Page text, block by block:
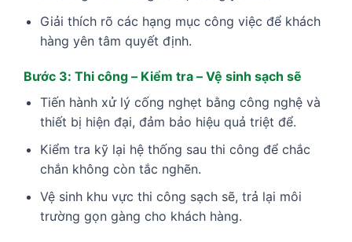
Giải thích rõ các hạng mục công việc để khách
hàng yên tâm quyết định.
Bước 3: Thi công – Kiểm tra – Vệ sinh sạch sẽ
Tiến hành xử lý cống nghẹt bằng công nghệ và
thiết bị hiện đại, đảm bảo hiệu quả triệt để.
Kiểm tra kỹ lại hệ thống sau thi công để chắc
chắn không còn tắc nghẽn.
Vệ sinh khu vực thi công sạch sẽ, trả lại môi
trường gọn gàng cho khách hàng.